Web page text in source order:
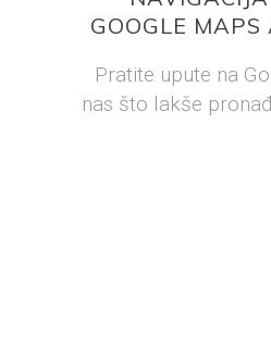
GOOGLE MAPS
Pratite upute na
nas što lakše